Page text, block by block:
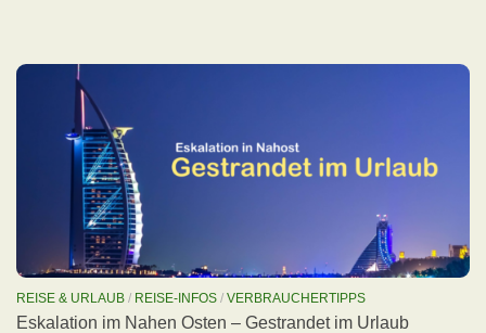
REISE & URLAUB / REISE-INFOS / VERBRAUCHERTIPPS
Eskalation im Nahen Osten – Gestrandet im Urlaub